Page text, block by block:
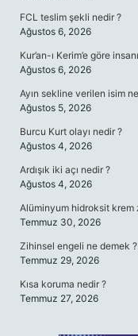
FCL teslim şekli nedir ?
Ağustos 6, 2026
Kur’an-ı Kerim’e göre
Ağustos 6, 2026
Ayın sekline verilen isim
Ağustos 5, 2026
Burcu Kurt olayı nedir ?
Ağustos 4, 2026
Ardışık iki açı nedir ?
Ağustos 4, 2026
Alüminyum hidroksit krem
Temmuz 30, 2026
Zihinsel engeli ne demek ?
Temmuz 29, 2026
Kısa koruma nedir ?
Temmuz 27, 2026